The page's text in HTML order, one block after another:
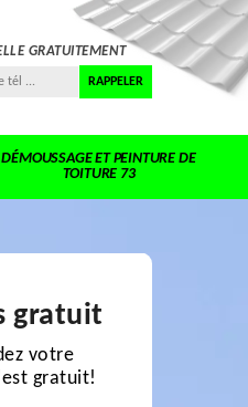
GRATUITEMENT
DÉMOUSSAGE ET PEINTURE DE
TOITURE 73
gratuit
votre
gratuit!